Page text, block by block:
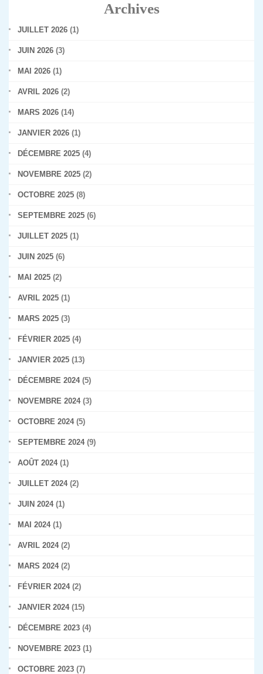
Archives
JUILLET 2026 (1)
JUIN 2026 (3)
MAI 2026 (1)
AVRIL 2026 (2)
MARS 2026 (14)
JANVIER 2026 (1)
DÉCEMBRE 2025 (4)
NOVEMBRE 2025 (2)
OCTOBRE 2025 (8)
SEPTEMBRE 2025 (6)
JUILLET 2025 (1)
JUIN 2025 (6)
MAI 2025 (2)
AVRIL 2025 (1)
MARS 2025 (3)
FÉVRIER 2025 (4)
JANVIER 2025 (13)
DÉCEMBRE 2024(5)
NOVEMBRE 2024(3)
OCTOBRE 2024(5)
SEPTEMBRE 2024(9)
AOÛT 2024(1)
JUILLET 2024(2)
JUIN 2024(1)
MAI 2024(1)
AVRIL 2024(2)
MARS 2024(2)
FÉVRIER 2024(2)
JANVIER 2024(15)
DÉCEMBRE 2023 (4)
NOVEMBRE 2023 (1)
OCTOBRE 2023 (7)